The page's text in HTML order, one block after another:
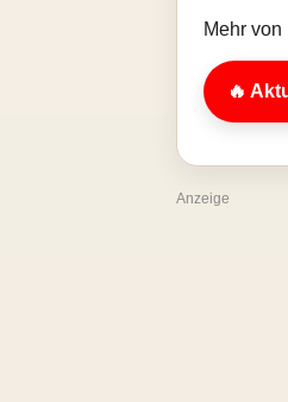
Mehr von
🔥
Anzeige